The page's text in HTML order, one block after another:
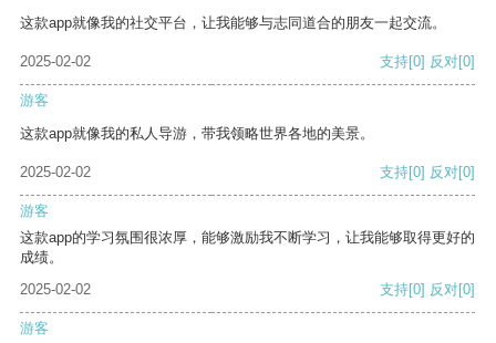
这款app就像我的社交平台，让我能够与志同道合的朋友一起交流。
2025-02-02 支持[0] 反对[0]
游客
这款app就像我的私人导游，带我领略世界各地的美景。
2025-02-02 支持[0] 反对[0]
游客
这款app的学习氛围很浓厚，能够激励我不断学习，让我能够取得更好的
成绩。
2025-02-02
支持[0] 反对[0]
游客